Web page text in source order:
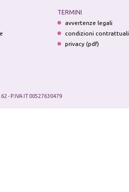
TERMINI
avvertenze legali
condizioni contrattuali
privacy (pdf)
- P.IVA IT 00527630479